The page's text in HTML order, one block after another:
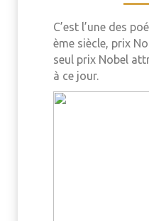
C’est l’une des
ème siècle, prix
seul prix Nobel
à ce jour.